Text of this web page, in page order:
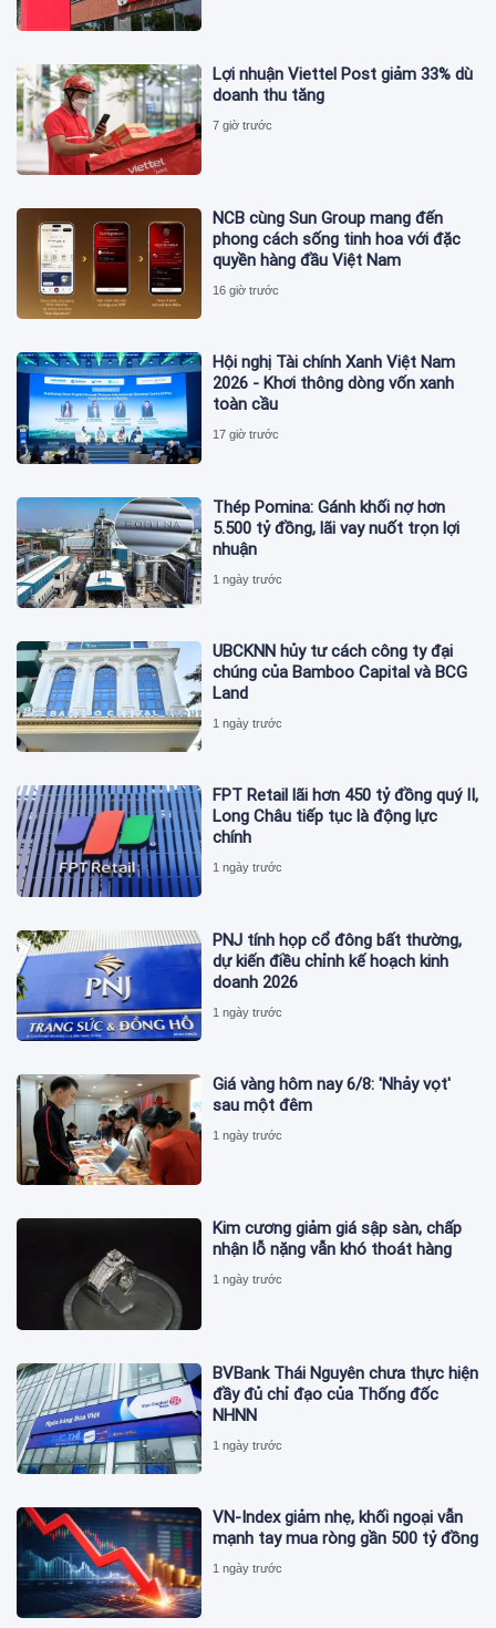
Lợi nhuận Viettel Post giảm 33% dù
doanh thu tăng
7 giờ trước
NCB cùng Sun Group mang đến
phong cách sống tinh hoa với đặc
quyền hàng đầu Việt Nam
16 giờ trước
Hội nghị Tài chính Xanh Việt Nam
2026 - Khơi thông dòng vốn xanh
toàn cầu
17 giờ trước
Thép Pomina: Gánh khối nợ hơn
5.500 tỷ đồng, lãi vay nuốt trọn lợi
nhuận
1 ngày trước
UBCKNN hủy tư cách công ty đại
chúng của Bamboo Capital và BCG
Land
1 ngày trước
FPT Retail lãi hơn 450 tỷ đồng quý II,
Long Châu tiếp tục là động lực
chính
1 ngày trước
PNJ tính họp cổ đông bất thường,
dự kiến điều chỉnh kế hoạch kinh
doanh 2026
1 ngày trước
Giá vàng hôm nay 6/8: 'Nhảy vọt'
sau một đêm
1 ngày trước
Kim cương giảm giá sập sàn, chấp
nhận lỗ nặng vẫn khó thoát hàng
1 ngày trước
BVBank Thái Nguyên chưa thực hiện
đầy đủ chỉ đạo của Thống đốc
NHNN
1 ngày trước
VN-Index giảm nhẹ, khối ngoại vẫn
mạnh tay mua ròng gần 500 tỷ đồng
1 ngày trước